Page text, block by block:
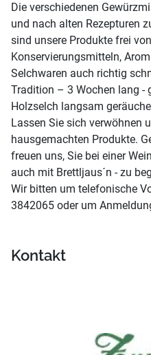
Die verschiedenen
und nach alten Rezepturen
sind unsere Produkte frei
Konservierungsmitteln,
Selchwaren auch richtig
Tradition – 3 Wochen lang -
Holzselch langsam
Lassen Sie sich verwöhnen
hausgemachten Produkte.
freuen uns, Sie bei einer
auch mit Brettljaus´n - zu
Wir bitten um telefonische
3842065 oder um
Kontakt